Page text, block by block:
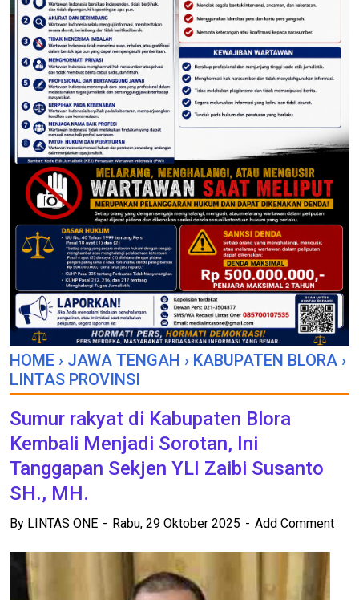
HOME › JAWA TENGAH › KABUPATEN BLORA ›
LINTAS PROVINSI
Sumur rakyat di Kabupaten Blora
Kembali Menjadi Sorotan, Ini
Tanggapan Sekjen YLI Zaibi Susanto
SH., MH.
By LINTAS ONE Rabu, 29 Oktober 2025 Add Comment